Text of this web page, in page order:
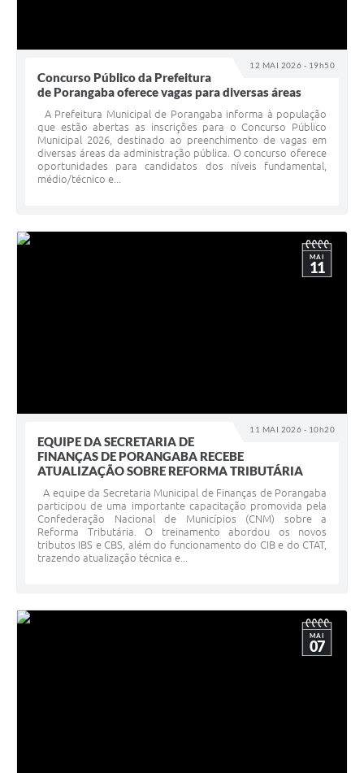
12 MAI 2026 - 19h50
Concurso Público da Prefeitura
de Porangaba oferece vagas para diversas áreas
A Prefeitura Municipal de Porangaba informa à população
que estão abertas as inscrições para o Concurso Público
Municipal 2026, destinado ao preenchimento de vagas em
diversas áreas da administração pública. O concurso oferece
oportunidades para candidatos dos níveis fundamental,
médio/técnico e...
11 MAI 2026 - 10h20
MAI
11
EQUIPE DA SECRETARIA DE
FINANÇAS DE PORANGABA RECEBE
ATUALIZAÇÃO SOBRE REFORMA TRIBUTÁRIA
A equipe da Secretaria Municipal de Finanças de Porangaba
participou de uma importante capacitação promovida pela
Confederação Nacional de Municípios (CNM) sobre a
Reforma Tributária. O treinamento abordou os novos
tributos IBS e CBS, além do funcionamento do CIB e do CTAT,
trazendo atualização técnica e...
MAI
07